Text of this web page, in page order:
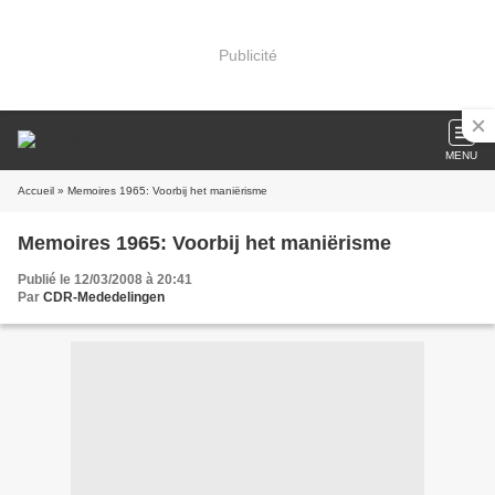
Publicité
MENU
Accueil » Memoires 1965: Voorbij het maniërisme
Memoires 1965: Voorbij het maniërisme
Publié le 12/03/2008 à 20:41
Par CDR-Mededelingen